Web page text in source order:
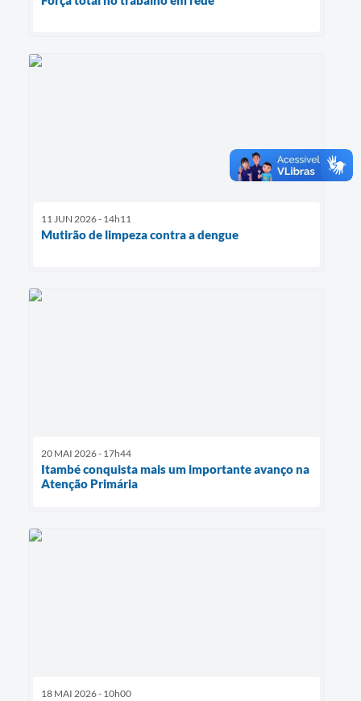
11 JUN 2026 - 14h11
Mutirão de limpeza contra a dengue
20 MAI 2026 - 17h44
Itambé conquista mais um importante avanço na
Atenção Primária
18 MAI 2026 - 10h00